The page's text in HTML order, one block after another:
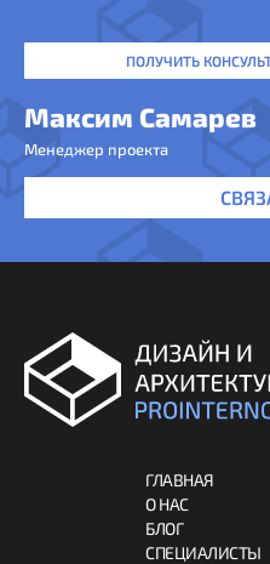
ПОЛУЧИТЬ
Максим Самарев
Менеджер проекта
ГЛАВНАЯ
О НАС
БЛОГ
СПЕЦИАЛИСТЫ